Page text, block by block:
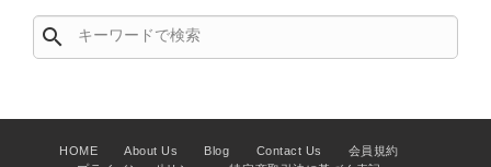
商品を無事にお受け取りいただき、ま
しく、何よりの励みになります。 ぜ
search
HOME About Us Blog Contact Us
会員規約